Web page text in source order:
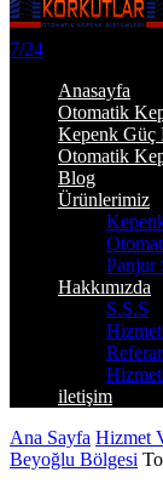
7/24
Anasayfa
Otomatik
Kepenk Güç
Otomatik
Blog
Ürünlerimiz
Panjur
Hakkımızda
S.S.S
iletişim
Ana Sayfa Hizmet
Beyoğlu Bölgesi